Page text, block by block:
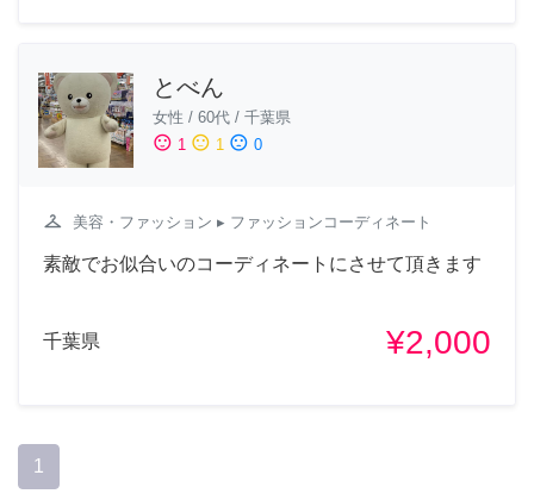
とべん
女性 / 60代 / 千葉県
sentiment_satisfied 1 sentiment_neutral 1 sentiment_dissatisfied 0
checkroom 美容・ファッション ▸ ファッションコーディネート
素敵でお似合いのコーディネートにさせて頂きます
千葉県 ¥2,000
1